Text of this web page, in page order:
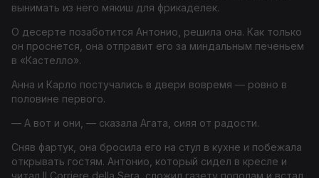
вынимать из него мякиш для фрикаделек.
О десерте позаботится Антонио, решила она. Как только
он проснется, она отправит его за миндальным печеньем
в «Кастелло».
Анна и Карло постучались в двери вовремя — ровно в
половине первого.
— А вот и они, — сказала Агата, сияя от радости.
Сняв фартук, она бросила его на стул в кухне и побежала
открывать гостям. Антонио, который сидел в кресле и
читал Il Corriere della Sera, сложил газету пополам и встал,